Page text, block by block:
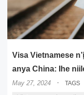
Visa Vietnamese
anya China: Ihe
May 27, 2024 · TAGS